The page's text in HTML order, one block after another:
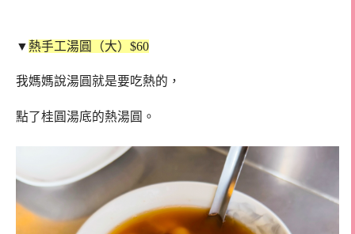
▼熱手工湯圓（大）$60
我媽媽說湯圓就是要吃熱的，
點了桂圓湯底的熱湯圓。